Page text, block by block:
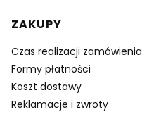
Linki w stopce
ZAKUPY
Czas realizacji zamówienia
Formy płatności
Koszt dostawy
Reklamacje i zwroty